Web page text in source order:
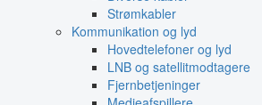
Strømkabler
Kommunikation og lyd
Hovedtelefoner og lyd
LNB og satellitmodtagere
Fjernbetjeninger